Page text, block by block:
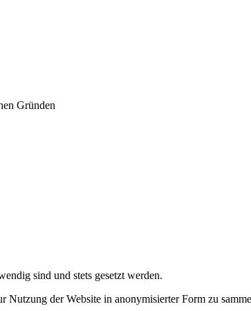
Gründen
sind und stets gesetzt werden.
Nutzung der Website in anonymisierter Form zu